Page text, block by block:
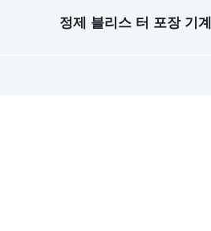
정제 블리스 터 포장 기계